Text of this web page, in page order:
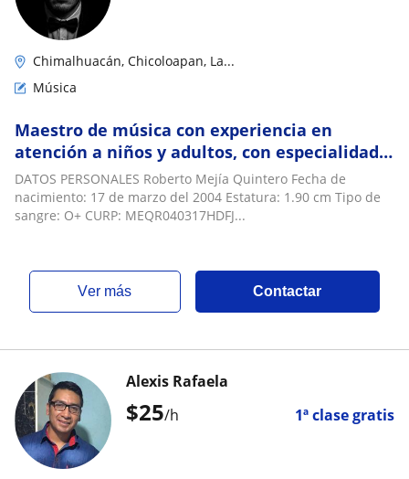
Chimalhuacán, Chicoloapan, La...
Música
Maestro de música con experiencia en
atención a niños y adultos, con especialidad
en teoría musical y ejecución instrumental
DATOS PERSONALES Roberto Mejía Quintero Fecha de
nacimiento: 17 de marzo del 2004 Estatura: 1.90 cm Tipo de
sangre: O+ CURP: MEQR040317HDFJ...
ver más Contactar
$25/h 1ª clase gratis
Alexis Rafaela